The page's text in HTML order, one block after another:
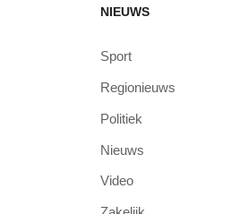
NIEUWS
Sport
Regionieuws
Politiek
Nieuws
Video